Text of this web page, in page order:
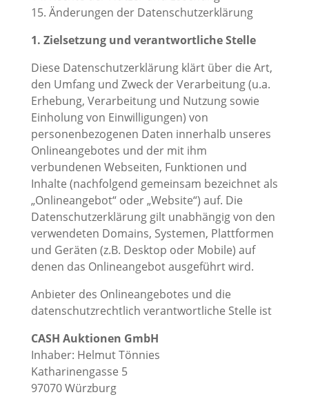
15. Änderungen der Datenschutzerklärung
1. Zielsetzung und verantwortliche Stelle
Diese Datenschutzerklärung klärt über die Art,
den Umfang und Zweck der Verarbeitung (u.a.
Erhebung, Verarbeitung und Nutzung sowie
Einholung von Einwilligungen) von
personenbezogenen Daten innerhalb unseres
Onlineangebotes und der mit ihm
verbundenen Webseiten, Funktionen und
Inhalte (nachfolgend gemeinsam bezeichnet als
„Onlineangebot“ oder „Website“) auf. Die
Datenschutzerklärung gilt unabhängig von den
verwendeten Domains, Systemen, Plattformen
und Geräten (z.B. Desktop oder Mobile) auf
denen das Onlineangebot ausgeführt wird.
Anbieter des Onlineangebotes und die
datenschutzrechtlich verantwortliche Stelle ist
CASH Auktionen GmbH
Inhaber: Helmut Tönnies
Katharinengasse 5
97070 Würzburg